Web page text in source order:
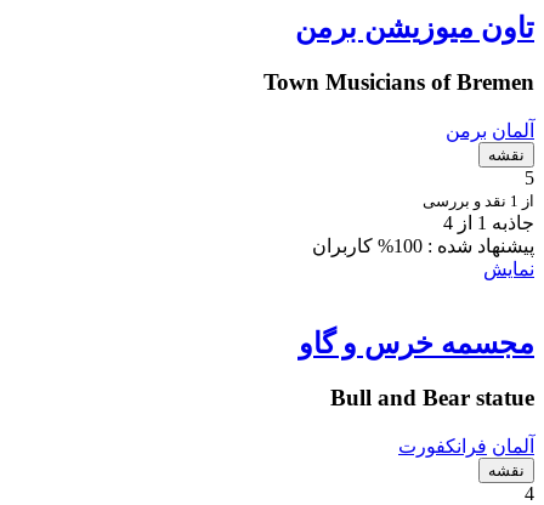
تاون میوزیشن برمن
Town Musicians of Bremen
آلمان برمن
نقشه
5
از 1 نقد و بررسی
جاذبه 1 از 4
پیشنهاد شده : 100% کاربران
نمایش
مجسمه خرس و گاو
Bull and Bear statue
آلمان فرانکفورت
نقشه
4